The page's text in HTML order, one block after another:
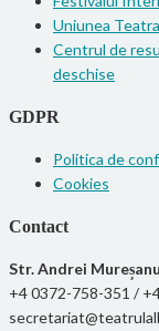
Uniunea
Centrul de
deschise
GDPR
Politica de
Cookies
Contact
Str. Andrei
+4 0372-758-351 /